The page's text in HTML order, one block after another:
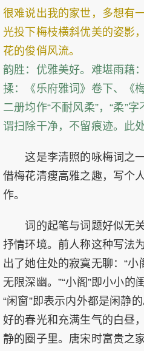
很难说出我的家世，多想有
光投下梅枝横斜优美的姿影
花的俊俏风流。
韵胜：优雅美好。难堪雨藉
揉：《乐府雅词》卷下、《
二册均作“不耐风柔”，“柔”
谓扫除干净，不留痕迹。此
这是李清照的咏梅词之一
借梅花清瘦高雅之趣，写个
作。
词的起笔与词题好似无关
抒情环境。前人称这种写法
出了她住处的寂寞无聊：“
无限深幽。”“小阁”即小小的
“闲窗”即表示内外都是闲静
好的春光和充满生气的白昼
静的圈子里。唐宋时富贵之